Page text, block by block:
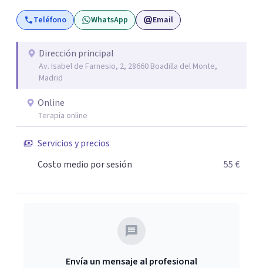
comprender mejor a su hijo en cada etapa y sentirse
apoyados en su inestimable labor, desde el respeto a las
En la terapia con adultos y pareja utilizo un enfoque
integrador, relacional, concibo al ser humano como un
ser activo y con un alto poder de cambio, soy especialista
en tratamiento de depresiones, ansiedad, fobias,
adicciones, duelos, conflictos de pareja.
Teléfono WhatsApp Email
Dirección principal
Av. Isabel de Farnesio, 2, 28660 Boadilla del Monte,
Madrid
Online
Terapia online
Servicios y precios
Costo medio por sesión
55 €
Envía un mensaje al profesional